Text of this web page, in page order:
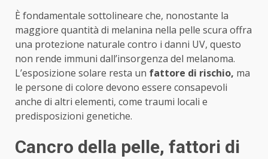
È fondamentale sottolineare che, nonostante la
maggiore quantità di melanina nella pelle scura offra
una protezione naturale contro i danni UV, questo
non rende immuni dall’insorgenza del melanoma.
L’esposizione solare resta un fattore di rischio, ma
le persone di colore devono essere consapevoli
anche di altri elementi, come traumi locali e
predisposizioni genetiche.
Cancro della pelle, fattori di